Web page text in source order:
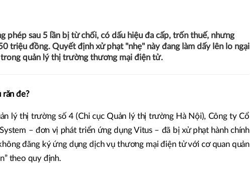
phép sau 5 lần bị từ chối, có dấu hiệu đa cấp, trốn thuế, nhưng
triệu đồng. Quyết định xử phạt "nhẹ" này đang làm dấy lên lo ngại
quản lý thị trường thương mại điện tử.
răn đe?
lý thị trường số 4 (Chi cục Quản lý thị trường Hà Nội), Công ty Cổ
– đơn vị phát triển ứng dụng Vitus – đã bị xử phạt hành chính
đăng ký ứng dụng dịch vụ thương mại điện tử với cơ quan quản
theo quy định.